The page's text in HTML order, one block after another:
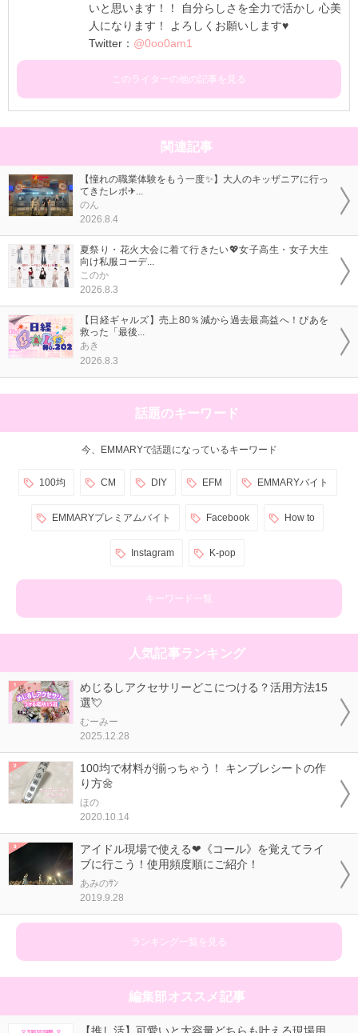
いと思います！！ 自分らしさを全力で活かし 心美
人になります！ よろしくお願いします♥
Twitter： @0oo0am1
このライターの他の記事を見る
関連記事
【憧れの職業体験をもう一度✨】大人のキッザニアに行っ
てきたレポ✈...
のん
2026.8.4
夏祭り・花火大会に着て行きたい💖女子高生・女子大生
向け私服コーデ...
このか
2026.8.3
【日経ギャルズ】売上80％減から過去最高益へ！ぴあを
救った「最後...
あき
2026.8.3
話題のキーワード
今、EMMARYで話題になっているキーワード
100均 CM DIY EFM EMMARYバイト
EMMARYプレミアムバイト Facebook How to
Instagram K-pop
キーワード一覧
人気記事ランキング
めじるしアクセサリーどこにつける？活用方法15
選💘
むーみー
2025.12.28
100均で材料が揃っちゃう！ キンブレシートの作
り方🌼
ほの
2020.10.14
アイドル現場で使える❤《コール》を覚えてライ
ブに行こう！使用頻度順にご紹介！
あみのｻﾝ
2019.9.28
ランキング一覧を見る
編集部オススメ記事